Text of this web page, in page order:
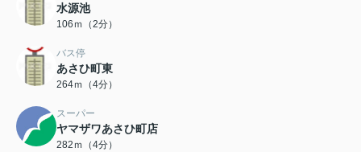
水源池
106ｍ（2分）
バス停
あさひ町東
264ｍ（4分）
スーパー
ヤマザワあさひ町店
282ｍ（4分）